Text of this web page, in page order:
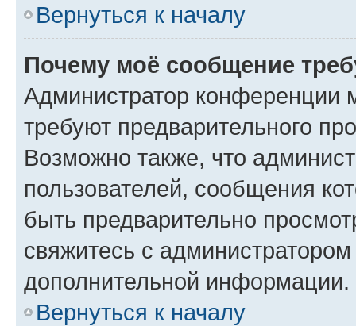
Вернуться к началу
Почему моё сообщение
Администратор конференции
требуют предварительного
Возможно также, что
пользователей, сообщения
быть предварительно
свяжитесь с
дополнительной информации.
Вернуться к началу